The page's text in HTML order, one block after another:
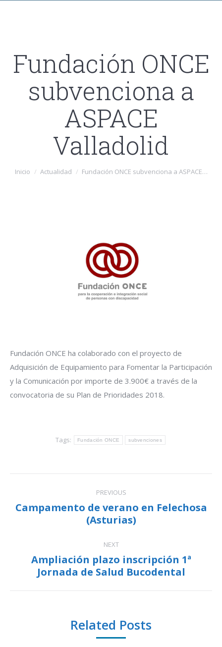
Fundación ONCE
subvenciona a
ASPACE
Valladolid
Estás aquí:
Inicio Actualidad Fundación ONCE subvenciona a ASPACE…
Fundación ONCE ha colaborado con el proyecto de
Adquisición de Equipamiento para Fomentar la Participación
y la Comunicación por importe de 3.900€ a través de la
convocatoria de su Plan de Prioridades 2018.
Tags: Fundación ONCE subvenciones
navigation
PREVIOUS
Previous
post:
Campamento de verano en Felechosa
(Asturias)
NEXT
Next
post:
Ampliación plazo inscripción 1ª
Jornada de Salud Bucodental
Related Posts